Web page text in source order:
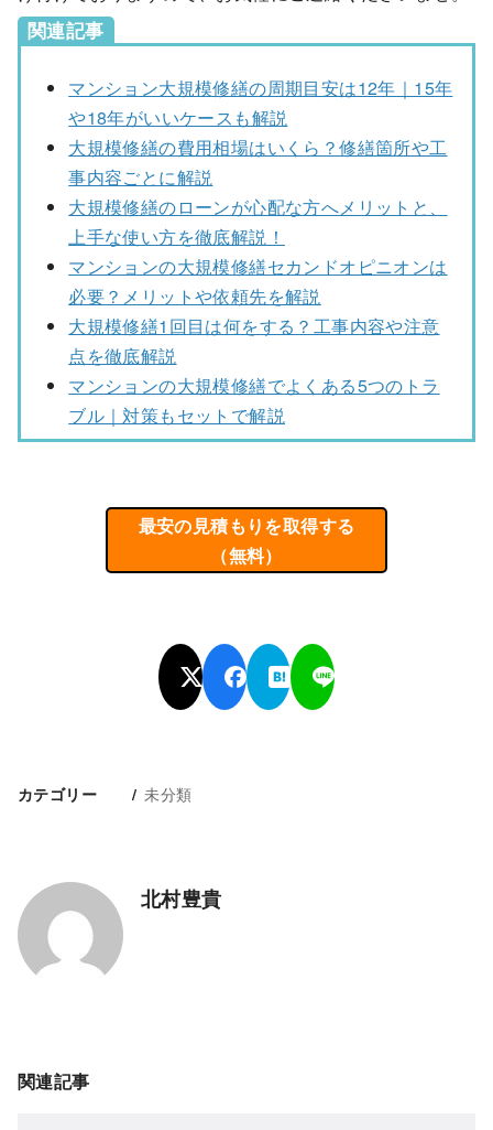
関連記事
マンション大規模修繕の周期目安は12年｜15年
や18年がいいケースも解説
大規模修繕の費用相場はいくら？修繕箇所や工
事内容ごとに解説
大規模修繕のローンが心配な方へメリットと、
上手な使い方を徹底解説！
マンションの大規模修繕セカンドオピニオンは
必要？メリットや依頼先を解説
大規模修繕1回目は何をする？工事内容や注意
点を徹底解説
マンションの大規模修繕でよくある5つのトラ
ブル｜対策もセットで解説
最安の見積もりを取得する
（無料）
カテゴリー 未分類
北村豊貴
関連記事